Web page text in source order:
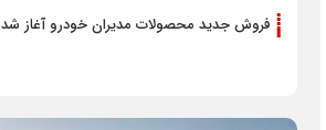
فروش جدید محصولات مدیران خودرو آغاز شد